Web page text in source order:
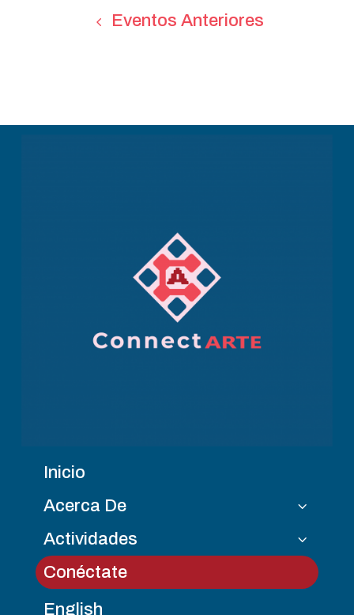
Eventos Anteriores
Inicio
Acerca De
3
Actividades 3
Conéctate
English